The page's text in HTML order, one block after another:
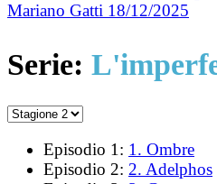
Mariano Gatti 18/12/2025
Serie:
Episodio 1: 1. Ombre
Episodio 2: 2. Adelphos